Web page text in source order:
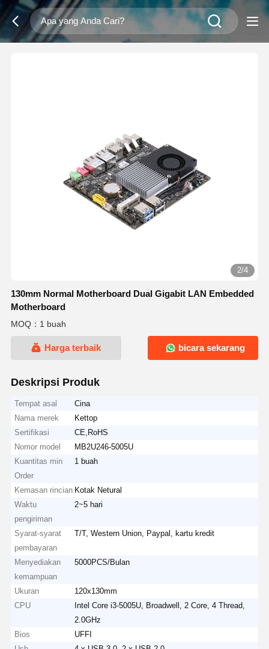
2/4
130mm Normal Motherboard Dual Gigabit LAN Embedded
Motherboard
MOQ：1 buah
Harga terbaik bicara sekarang
Deskripsi Produk
Tempat asal
Cina
Nama merek
Kettop
Sertifikasi
CE,RoHS
Nomor model
MB2U246-5005U
Kuantitas min
Order
1 buah
Kemasan rincian Kotak Netural
Waktu
pengiriman
2~5 hari
Syarat-syarat
pembayaran
T/T, Western Union, Paypal, kartu kredit
Menyediakan
kemampuan
5000PCS/Bulan
Ukuran
120x130mm
CPU
Intel Core i3-5005U, Broadwell, 2 Core, 4 Thread,
2.0GHz
Bios
UFFI